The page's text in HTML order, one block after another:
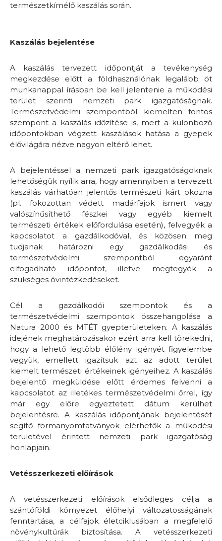
természetkímélő kaszálás során.
Kaszálás bejelentése
A kaszálás tervezett időpontját a tevékenység
megkezdése előtt a földhasználónak legalább öt
munkanappal írásban be kell jelentenie a működési
terület szerinti nemzeti park igazgatóságnak.
Természetvédelmi szempontból kiemelten fontos
szempont a kaszálás időzítése is, mert a különböző
időpontokban végzett kaszálások hatása a gyepek
élővilágára nézve nagyon eltérő lehet.
A bejelentéssel a nemzeti park igazgatóságoknak
lehetőségük nyílik arra, hogy amennyiben a tervezett
kaszálás várhatóan jelentős természeti kárt okozna
(pl. fokozottan védett madárfajok ismert vagy
valószínűsíthető fészkei vagy egyéb kiemelt
természeti értékek előfordulása esetén), felvegyék a
kapcsolatot a gazdálkodóval, és közösen meg
tudjanak határozni egy gazdálkodási és
természetvédelmi szempontból egyaránt
elfogadható időpontot, illetve megtegyék a
szükséges óvintézkedéseket.
Cél a gazdálkodói szempontok és a
természetvédelmi szempontok összehangolása a
Natura 2000 és MTÉT gyepterületeken. A kaszálás
idejének meghatározásakor ezért arra kell törekedni,
hogy a lehető legtöbb élőlény igényét figyelembe
vegyük, emellett igazítsuk azt az adott terület
kiemelt természeti értékeinek igényeihez. A kaszálás
bejelentő megküldése előtt érdemes felvenni a
kapcsolatot az illetékes természetvédelmi őrrel, így
már egy előre egyeztetett dátum kerülhet
bejelentésre. A kaszálás időpontjának bejelentését
segítő formanyomtatványok elérhetők a működési
területével érintett nemzeti park igazgatóság
honlapjain.
Vetésszerkezeti előírások
A vetésszerkezeti előírások elsődleges célja a
szántóföldi környezet élőhelyi változatosságának
fenntartása, a célfajok életciklusában a megfelelő
növénykultúrák biztosítása. A vetésszerkezeti